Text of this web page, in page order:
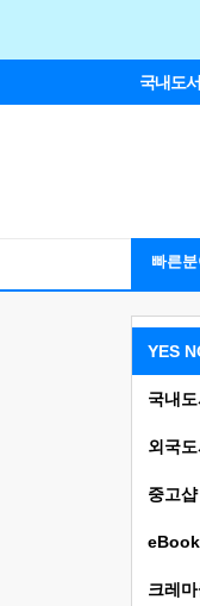
국내도서
빠른분
YES
국내도
외국도
중고샵
eBook
크레마